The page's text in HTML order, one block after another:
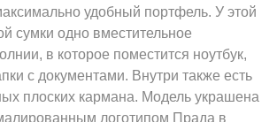
удобный портфель. У этой
сумки одно вместительное
в которое поместится ноутбук,
с документами. Внутри также есть
плоских кармана. Модель украшена
логотипом Прада в